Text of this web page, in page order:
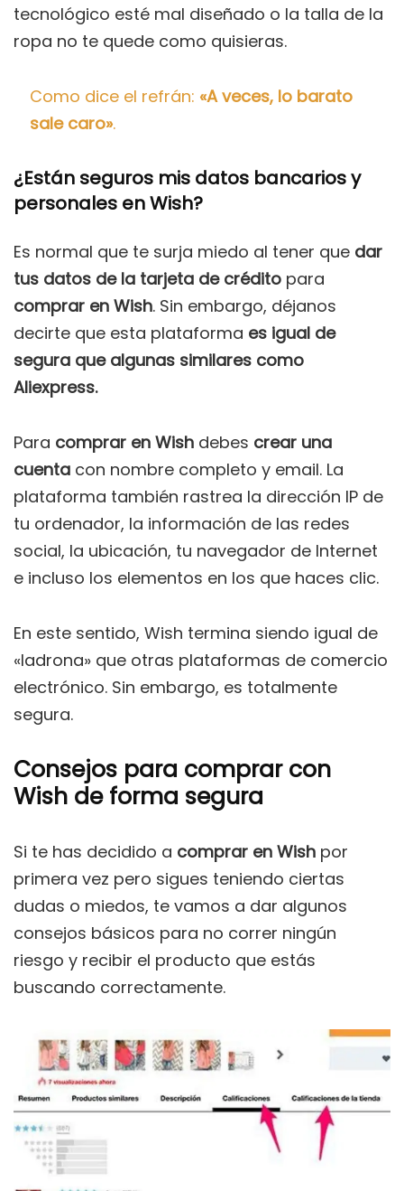
tecnológico esté mal diseñado o la talla de la
ropa no te quede como quisieras.
Como dice el refrán: «A veces, lo barato
sale caro».
¿Están seguros mis datos bancarios y
personales en Wish?
Es normal que te surja miedo al tener que dar
tus datos de la tarjeta de crédito para
comprar en Wish. Sin embargo, déjanos
decirte que esta plataforma es igual de
segura que algunas similares como
Aliexpress.
Para comprar en Wish debes crear una
cuenta con nombre completo y email. La
plataforma también rastrea la dirección IP de
tu ordenador, la información de las redes
social, la ubicación, tu navegador de Internet
e incluso los elementos en los que haces clic.
En este sentido, Wish termina siendo igual de
«ladrona» que otras plataformas de comercio
electrónico. Sin embargo, es totalmente
segura.
Consejos para comprar con
Wish de forma segura
Si te has decidido a comprar en Wish por
primera vez pero sigues teniendo ciertas
dudas o miedos, te vamos a dar algunos
consejos básicos para no correr ningún
riesgo y recibir el producto que estás
buscando correctamente.